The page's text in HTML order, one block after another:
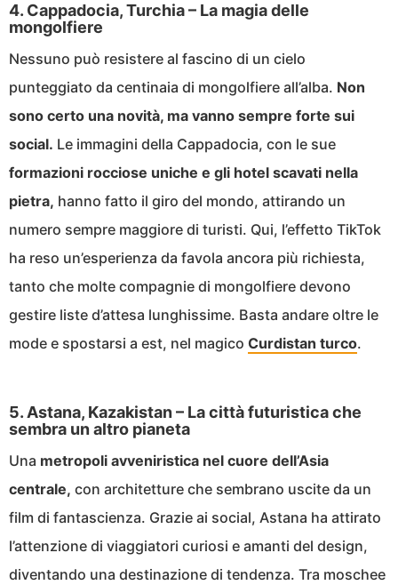
4. Cappadocia, Turchia – La magia delle
mongolfiere
Nessuno può resistere al fascino di un cielo
punteggiato da centinaia di mongolfiere all’alba. Non
sono certo una novità, ma vanno sempre forte sui
social. Le immagini della Cappadocia, con le sue
formazioni rocciose uniche e gli hotel scavati nella
pietra, hanno fatto il giro del mondo, attirando un
numero sempre maggiore di turisti. Qui, l’effetto TikTok
ha reso un’esperienza da favola ancora più richiesta,
tanto che molte compagnie di mongolfiere devono
gestire liste d’attesa lunghissime. Basta andare oltre le
mode e spostarsi a est, nel magico Curdistan turco.
5. Astana, Kazakistan – La città futuristica che
sembra un altro pianeta
Una metropoli avveniristica nel cuore dell’Asia
centrale, con architetture che sembrano uscite da un
film di fantascienza. Grazie ai social, Astana ha attirato
l’attenzione di viaggiatori curiosi e amanti del design,
diventando una destinazione di tendenza. Tra moschee